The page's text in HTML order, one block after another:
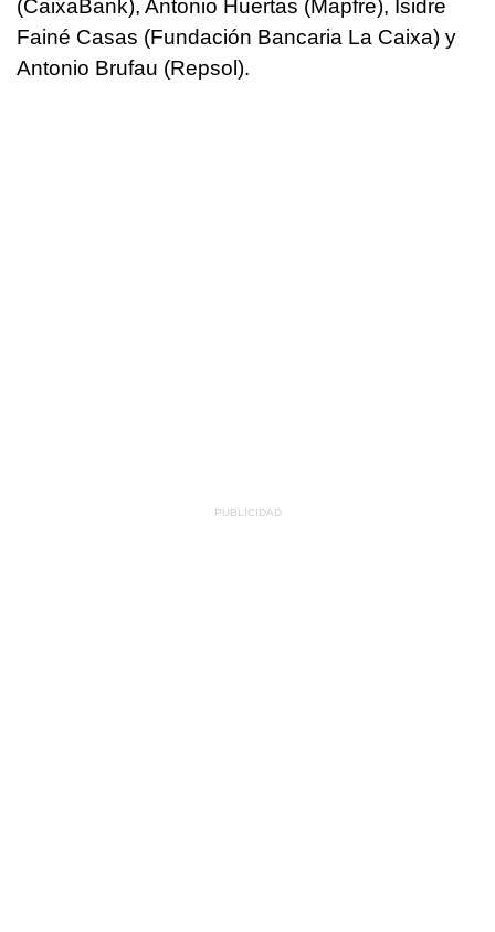
(CaixaBank), Antonio Huertas (Mapfre), Isidre
Fainé Casas (Fundación Bancaria La Caixa) y
Antonio Brufau (Repsol).